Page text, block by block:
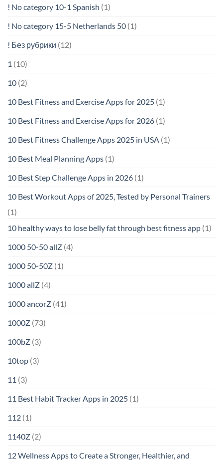
! No category 10-1 Spanish (1)
! No category 15-5 Netherlands 50 (1)
! Без рубрики (12)
1 (10)
10 (2)
10 Best Fitness and Exercise Apps for 2025 (1)
10 Best Fitness and Exercise Apps for 2026 (1)
10 Best Fitness Challenge Apps 2025 in USA (1)
10 Best Meal Planning Apps (1)
10 Best Step Challenge Apps in 2026 (1)
10 Best Workout Apps of 2025, Tested by Personal Trainers
(1)
10 healthy ways to lose belly fat through best fitness app (1)
1000 50-50 allZ (4)
1000 50-50Z (1)
1000 allZ (4)
1000 ancorZ (41)
1000Z (73)
100bZ (3)
10top (3)
11 (3)
11 Best Habit Tracker Apps in 2025 (1)
112 (1)
1140Z (2)
12 Wellness Apps to Create a Stronger, Healthier, and